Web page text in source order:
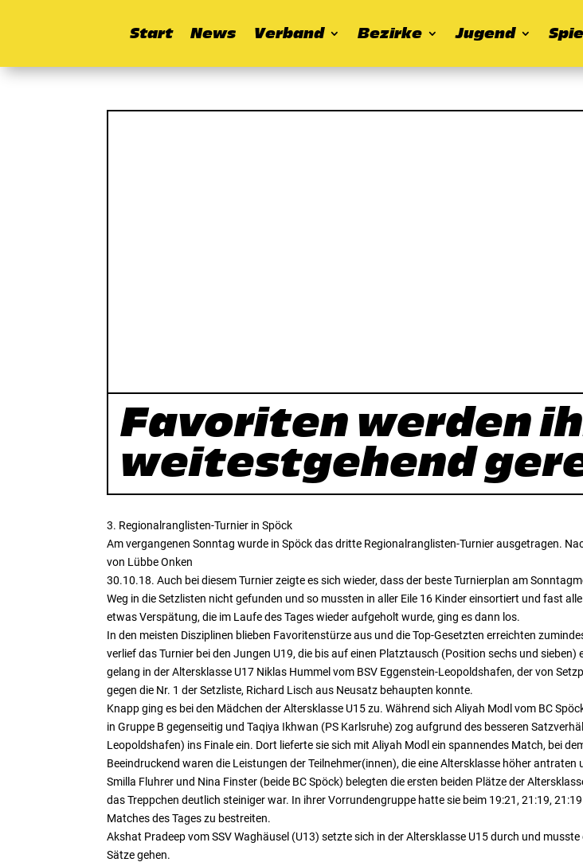
Start News Verband Bezirke Jugend
Favoriten werden
weitestgehend
3. Regionalranglisten-Turnier in Spöck
Am vergangenen Sonntag wurde in Spöck das dritte Regionalranglisten-Turnier ausgetragen.
von Lübbe Onken
30.10.18. Auch bei diesem Turnier zeigte es sich wieder, dass der beste Turnierplan am
Weg in die Setzlisten nicht gefunden und so mussten in aller Eile 16 Kinder einsortiert und fast
etwas Verspätung, die im Laufe des Tages wieder aufgeholt wurde, ging es dann los.
In den meisten Disziplinen blieben Favoritenstürze aus und die Top-Gesetzten erreichten
verlief das Turnier bei den Jungen U19, die bis auf einen Platztausch (Position sechs und
gelang in der Altersklasse U17 Niklas Hummel vom BSV Eggenstein-Leopoldshafen, der von
gegen die Nr. 1 der Setzliste, Richard Lisch aus Neusatz behaupten konnte.
Knapp ging es bei den Mädchen der Altersklasse U15 zu. Während sich Aliyah Modl vom BC
in Gruppe B gegenseitig und Taqiya Ikhwan (PS Karlsruhe) zog aufgrund des besseren
Leopoldshafen) ins Finale ein. Dort lieferte sie sich mit Aliyah Modl ein spannendes Match, bei
Beeindruckend waren die Leistungen der Teilnehmer(innen), die eine Altersklasse höher
Smilla Fluhrer und Nina Finster (beide BC Spöck) belegten die ersten beiden Plätze der
das Treppchen deutlich steiniger war. In ihrer Vorrundengruppe hatte sie beim 19:21, 21:19,
Matches des Tages zu bestreiten.
Akshat Pradeep vom SSV Waghäusel (U13) setzte sich in der Altersklasse U15 durch und
Sätze gehen.